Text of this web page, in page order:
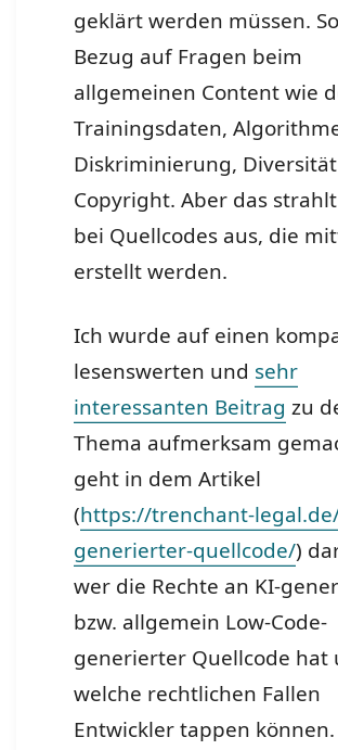
geklärt werden müssen.
Bezug auf Fragen beim
allgemeinen Content wie
Trainingsdaten,
Diskriminierung,
Copyright. Aber das
bei Quellcodes aus, die
erstellt werden.
Ich wurde auf einen
lesenswerten und sehr
interessanten Beitrag zu
Thema aufmerksam
geht in dem Artikel
(https://trenchant-
generierter-quellcode/)
wer die Rechte an KI-
bzw. allgemein Low-Code-
generierter Quellcode hat
welche rechtlichen Fallen
Entwickler tappen